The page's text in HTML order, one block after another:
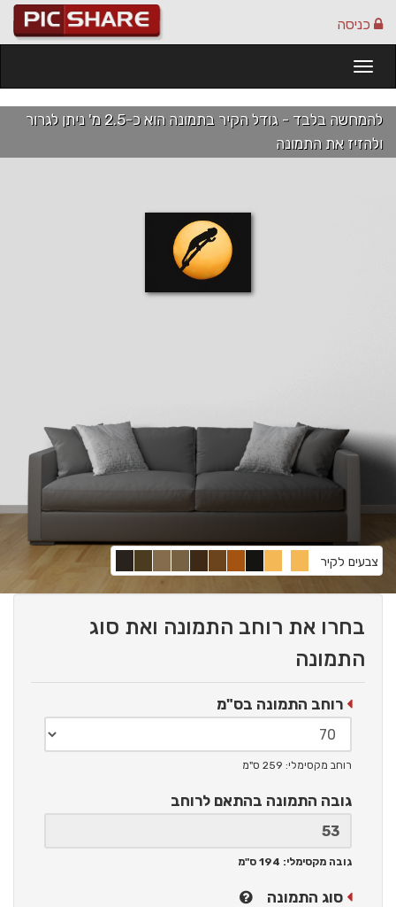
כניסה
להמחשה בלבד - גודל הקיר בתמונה הוא כ-2.5 מ' ניתן לגרור
ולהזיז את התמונה
צבעים לקיר
בחרו את רוחב התמונה ואת סוג
התמונה
רוחב התמונה בס"מ
רוחב מקסימלי: 259 ס"מ
גובה התמונה בהתאם לרוחב
גובה מקסימלי: 194 ס"מ
סוג התמונה